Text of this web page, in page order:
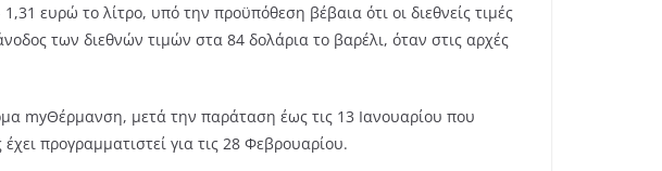
ευρώ το λίτρο, υπό την προϋπόθεση βέβαια ότι οι διεθνείς τιμές
των διεθνών τιμών στα 84 δολάρια το βαρέλι, όταν στις αρχές
myΘέρμανση, μετά την παράταση έως τις 13 Ιανουαρίου που
προγραμματιστεί για τις 28 Φεβρουαρίου.